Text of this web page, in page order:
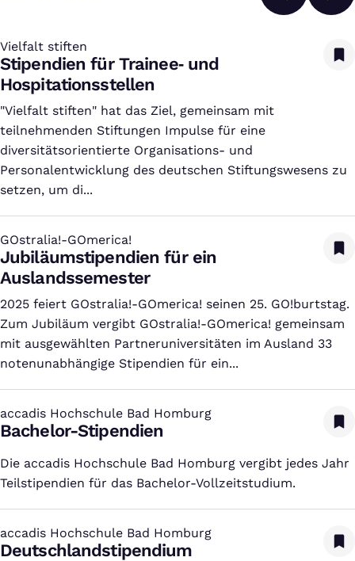
Vielfalt stiften
:
Stipendien für Trainee‑ und
Hospitationsstellen
"Vielfalt stiften" hat das Ziel, gemeinsam mit
teilnehmenden Stiftungen Impulse für eine
diversitätsorientierte Organisations- und
Personalentwicklung des deutschen Stiftungswesens zu
setzen, um di...
GOstralia!-GOmerica!
:
Jubiläumstipendien für ein
Auslandssemester
2025 feiert GOstralia!-GOmerica! seinen 25. GO!burtstag.
Zum Jubiläum vergibt GOstralia!-GOmerica! gemeinsam
mit ausgewählten Partneruniversitäten im Ausland 33
notenunabhängige Stipendien für ein...
accadis Hochschule Bad Homburg
:
Bachelor-Stipendien
Die accadis Hochschule Bad Homburg vergibt jedes Jahr
Teilstipendien für das Bachelor-Vollzeitstudium.
accadis Hochschule Bad Homburg
:
Deutschlandstipendium